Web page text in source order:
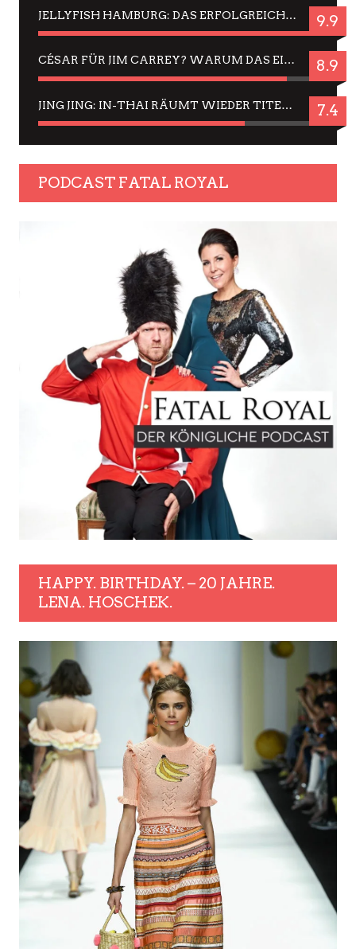
JELLYFISH HAMBURG: DAS ERFOLGREICHE SOMMER-MENÜ 2025 IN GEFÜHLEN UND BILDERN 9.9
CÉSAR FÜR JIM CARREY? WARUM DAS EINER DER NERVIGSTEN ACTORS IST UND BLEIBT 8.9
JING JING: IN-THAI RÄUMT WIEDER TITEL AB – EIN ZWEI-STUNDEN-ERLEBNISBERICHT 7.4
PODCAST FATAL ROYAL
HAPPY. BIRTHDAY. – 20 JAHRE.
LENA. HOSCHEK.